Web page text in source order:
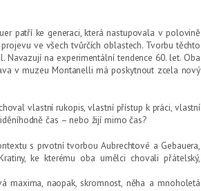
patří ke generaci, která nastupovala v polovině
ve všech tvůrčích oblastech. Tvorbu těchto
na experimentální tendence 60. let. Oba
v muzeu Montanelli má poskytnout zcela nový
vlastní rukopis, vlastní přístup k práci, vlastní
čas – nebo žijí mimo čas?
s prvotní tvorbou Aubrechtové a Gebauera,
ke kterému oba umělci chovali přátelský,
maxima, naopak, skromnost, něha a mnoholetá